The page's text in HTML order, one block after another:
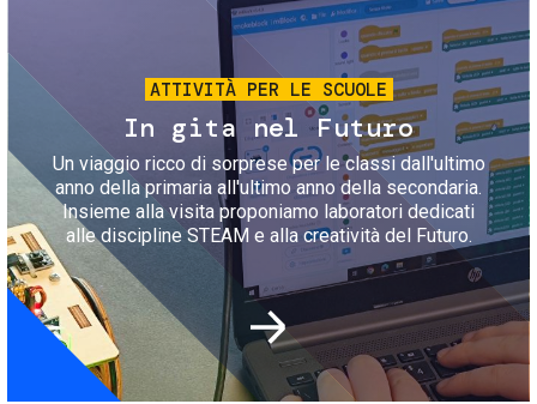
ATTIVITÀ PER LE SCUOLE
In gita nel Futuro
Un viaggio ricco di sorprese per le classi dall'ultimo
anno della primaria all'ultimo anno della secondaria.
Insieme alla visita proponiamo laboratori dedicati
alle discipline STEAM e alla creatività del Futuro.